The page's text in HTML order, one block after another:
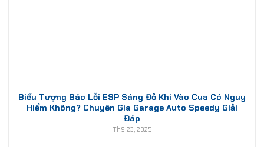
Biểu Tượng Báo Lỗi ESP Sáng Đỏ Khi Vào Cua Có Nguy
Hiểm Không? Chuyên Gia Garage Auto Speedy Giải
Đáp
Th9 23, 2025